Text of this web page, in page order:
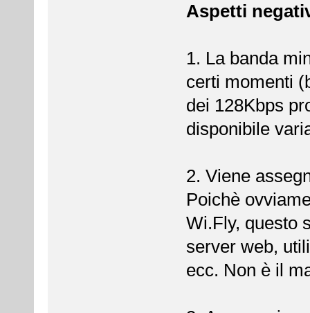
Aspetti
1. La banda
certi momenti
dei 128Kbps
disponibile
2. Viene
Poichè
Wi.Fly, questo
server web,
ecc. Non è il